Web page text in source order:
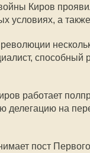
Киров
условиях, а
способный
работает
делегацию на
пост